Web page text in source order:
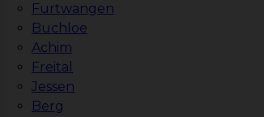
Furtwangen
Buchloe
Achim
Freital
Jessen
Berg